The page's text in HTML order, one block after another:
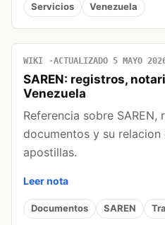
Servicios
Venezuela
WIKI ACTUALIZADO 5 MAYO
SAREN: registros,
Venezuela
Referencia sobre SAREN,
documentos y su
apostillas.
Leer nota
Documentos SAREN